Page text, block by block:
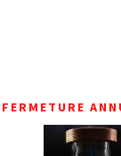
FERMETURE